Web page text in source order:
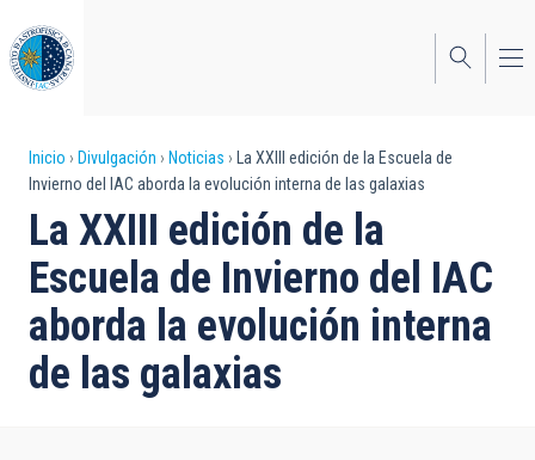
al
contenido
principal
Sobrescribir
enlaces
de
ayuda
a
la
Inicio Divulgación Noticias
La XXIII edición de la Escuela de
Invierno del IAC aborda la evolución interna de las galaxias
La XXIII edición de la
Escuela de Invierno del IAC
aborda la evolución interna
de las galaxias